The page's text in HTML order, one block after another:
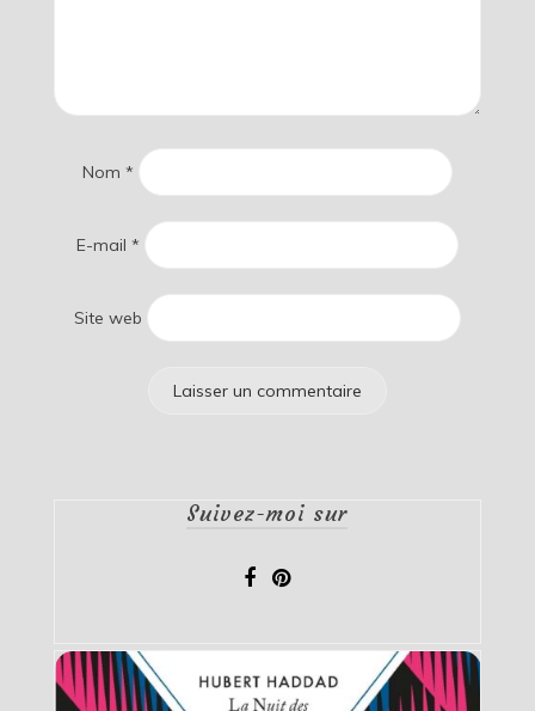
Nom *
E-mail *
Site web
Suivez-moi sur